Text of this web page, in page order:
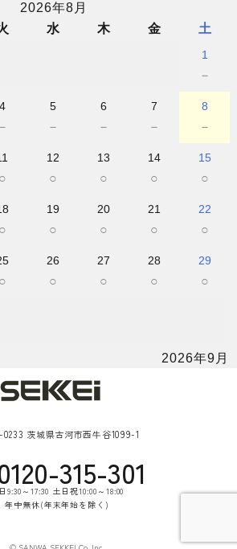
2026年8月
水 木 金 土
1
－
4
－
5
－
6
－
7
－
8
－
○
12
○
13
○
14
○
15
○
○
19
○
20
○
21
○
22
○
○
26
○
27
○
28
○
29
○
2026年9月
0233 茨城県古河市西牛谷1099-1
315-301
9:30～17:30 土日祝10:00～18:00
年中無休(年末年始を除く)